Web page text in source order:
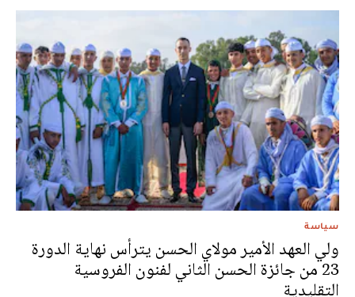
سياسة
ولي العهد الأمير مولاي الحسن يترأس نهاية الدورة
23 من جائزة الحسن الثاني لفنون الفروسية
التقليدية